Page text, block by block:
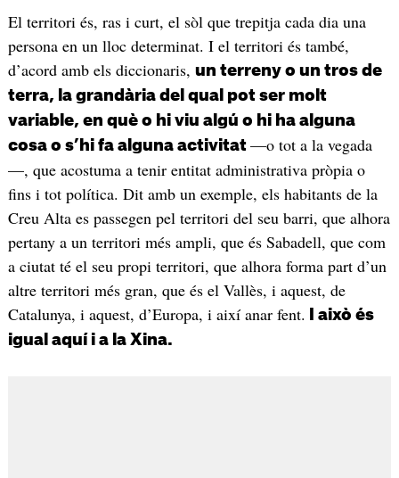
El territori és, ras i curt, el sòl que trepitja cada dia una
persona en un lloc determinat. I el territori és també,
d’acord amb els diccionaris, un terreny o un tros de
terra, la grandària del qual pot ser molt
variable, en què o hi viu algú o hi ha alguna
cosa o s’hi fa alguna activitat —o tot a la vegada
—, que acostuma a tenir entitat administrativa pròpia o
fins i tot política. Dit amb un exemple, els habitants de la
Creu Alta es passegen pel territori del seu barri, que alhora
pertany a un territori més ampli, que és Sabadell, que com
a ciutat té el seu propi territori, que alhora forma part d’un
altre territori més gran, que és el Vallès, i aquest, de
Catalunya, i aquest, d’Europa, i així anar fent.
I això és
igual aquí i a la Xina.